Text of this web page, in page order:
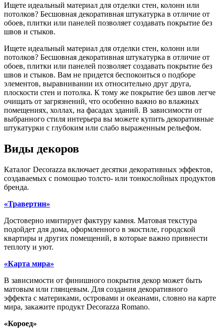
Ищете идеальный материал для отделки стен, колонн или
потолков? Бесшовная декоративная штукатурка в отличие от
обоев, плитки или панелей позволяет создавать покрытие без
швов и стыков.
Ищете идеальный материал для отделки стен, колонн или
потолков? Бесшовная декоративная штукатурка в отличие от
обоев, плитки или панелей позволяет создавать покрытие без
швов и стыков. Вам не придется беспокоиться о подборе
элементов, выравнивании их относительно друг друга,
плоскости стен и потолка. К тому же покрытие без швов легче
очищать от загрязнений, что особенно важно во влажных
помещениях, холлах, на фасадах зданий. В зависимости от
выбранного стиля интерьера вы можете купить декоративные
штукатурки с глубоким или слабо выраженным рельефом.
Виды декоров
Каталог Decorazza включает десятки декоративных эффектов,
создаваемых с помощью толсто- или тонкослойных продуктов
бренда.
«Травертин»
Достоверно имитирует фактуру камня. Матовая текстура
подойдет для дома, оформленного в экостиле, городской
квартиры и других помещений, в которые важно привнести
теплоту и уют.
«Карта мира»
В зависимости от финишного покрытия декор может быть
матовым или глянцевым. Для создания декоративного
эффекта с материками, островами и океанами, словно на карте
мира, закажите продукт Decorazza Romano.
«Короед»